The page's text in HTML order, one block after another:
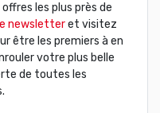
les plus près de
newsletteret visitez
être les premiers à en
votre plus belle
de toutes les